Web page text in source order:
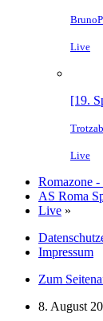
Live
[19.
Live
Romazone
AS Roma
Live »
Impressum
Zum
8. August